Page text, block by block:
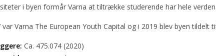
i byen formår Varna at tiltrække studerende har hele verden.
var Varna The European Youth Capital og i 2019 blev byen tildelt
Ca. 475.074 (2020)